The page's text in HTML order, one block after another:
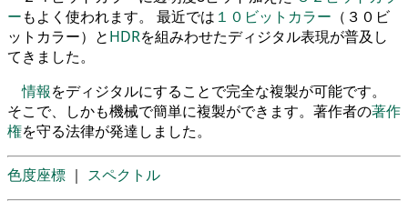
ーもよく使われます。 最近では １０ビットカラー （３０ビ
ットカラー）とHDRを組みわせたディジタル表現が普及し
てきました。
情報をディジタルにすることで完全な複製が可能です。
そこで、しかも機械で簡単に複製ができます。著作者の著作
権を守る法律が発達しました。
色度座標 ｜ スペクトル